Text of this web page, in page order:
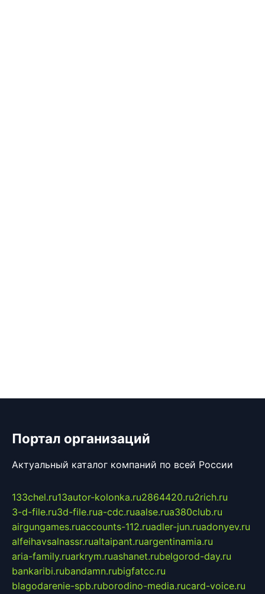
Портал организаций
Актуальный каталог компаний по всей России
133chel.ru13autor-kolonka.ru2864420.ru2rich.ru
3-d-file.ru3d-file.rua-cdc.ruaalse.rua380club.ru
airgungames.ruaccounts-112.ruadler-jun.ruadonyev.ru
alfeihavsalnassr.rualtaipant.ruargentinamia.ru
aria-family.ruarkrym.ruashanet.rubelgorod-day.ru
bankaribi.rubandamn.rubigfatcc.ru
blagodarenie-spb.ruborodino-media.rucard-voice.ru